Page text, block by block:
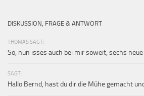
DISKUSSION, FRAGE & ANTWORT
THOMAS SAGT:
So, nun isses auch bei mir soweit, sechs
SAGT:
Hallo Bernd, hast du dir die Mühe gemacht